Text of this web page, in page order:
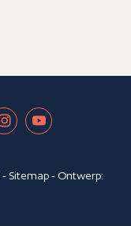
- Sitemap- Ontwerp: